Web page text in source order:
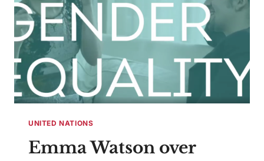
UNITED NATIONS
Emma Watson over